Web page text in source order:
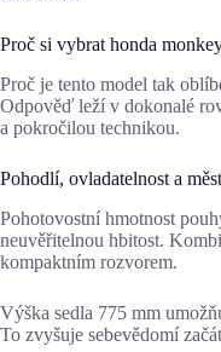
Proč si vybrat honda
Proč je tento model tak
Odpověď leží v dokonalé
a pokročilou technikou.
Pohodlí, ovladatelnost a
Pohotovostní hmotnost
neuvěřitelnou hbitost.
kompaktním rozvorem.
Výška sedla 775 mm
To zvyšuje sebevědomí